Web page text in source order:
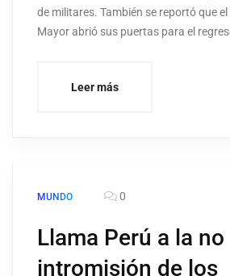
de militares. También se reportó que
Mayor abrió sus puertas para el
Leer más
MUNDO 0
Llama Perú a la no
intromisión de los